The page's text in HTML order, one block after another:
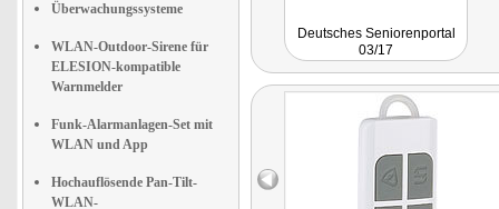
Überwachungssysteme
WLAN-Outdoor-Sirene für
ELESION-kompatible
Warnmelder
Funk-Alarmanlagen-Set mit
WLAN und App
Hochauflösende Pan-Tilt-
WLAN-
Deutsches Seniorenportal
03/17